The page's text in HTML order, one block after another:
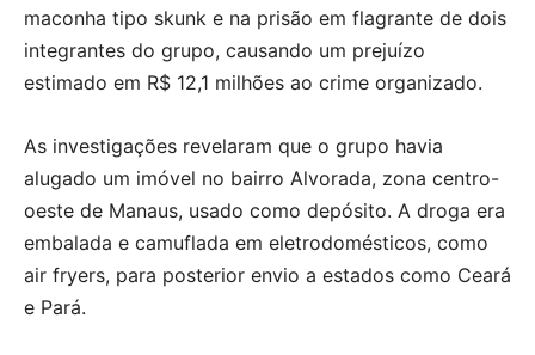
maconha tipo skunk e na prisão em flagrante de dois
integrantes do grupo, causando um prejuízo
estimado em R$ 12,1 milhões ao crime organizado.
As investigações revelaram que o grupo havia
alugado um imóvel no bairro Alvorada, zona centro-
oeste de Manaus, usado como depósito. A droga era
embalada e camuflada em eletrodomésticos, como
air fryers, para posterior envio a estados como Ceará
e Pará.